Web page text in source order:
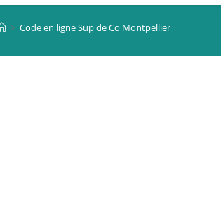
> Code en ligne Sup de Co Montpellier